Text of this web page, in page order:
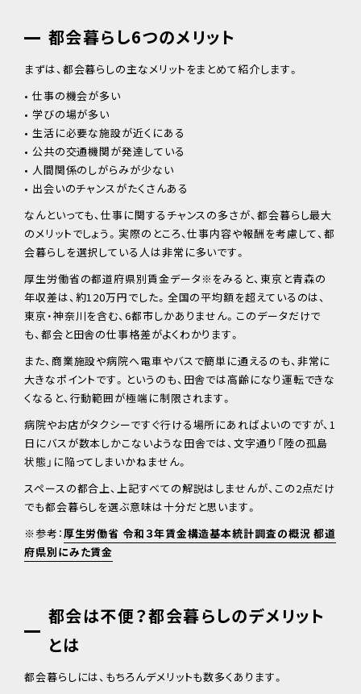
都会暮らし6つのメリット
まずは、都会暮らしの主なメリットをまとめて紹介します。
• 仕事の機会が多い
• 学びの場が多い
• 生活に必要な施設が近くにある
• 公共の交通機関が発達している
• 人間関係のしがらみが少ない
• 出会いのチャンスがたくさんある
なんといっても、仕事に関するチャンスの多さが、都会暮らし最大
のメリットでしょう。実際のところ、仕事内容や報酬を考慮して、都
会暮らしを選択している人は非常に多いです。
厚生労働省の都道府県別賃金データ※をみると、東京と青森の
年収差は、約120万円でした。全国の平均額を超えているのは、
東京・神奈川を含む、6都市しかありません。このデータだけで
も、都会と田舎の仕事格差がよくわかります。
また、商業施設や病院へ電車やバスで簡単に通えるのも、非常に
大きなポイントです。というのも、田舎では高齢になり運転できな
くなると、行動範囲が極端に制限されます。
病院やお店がタクシーですぐ行ける場所にあればよいのですが、1
日にバスが数本しかこないような田舎では、文字通り「陸の孤島
状態」に陥ってしまいかねません。
スペースの都合上、上記すべての解説はしませんが、この2点だけ
でも都会暮らしを選ぶ意味は十分だと思います。
※参考：厚生労働省 令和３年賃金構造基本統計調査の概況 都道
府県別にみた賃金
都会は不便？都会暮らしのデメリット
とは
都会暮らしには、もちろんデメリットも数多くあります。